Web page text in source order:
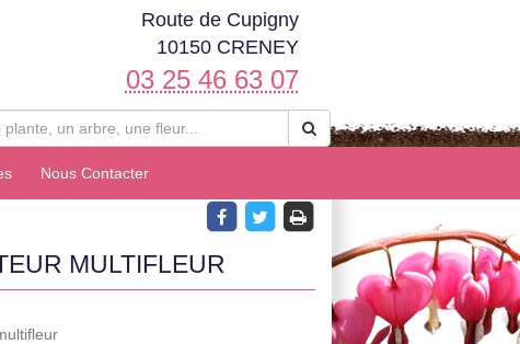
Route de Cupigny
10150 CRENEY
03 25 46 63 07
Nous Contacter
MULTIFLEUR